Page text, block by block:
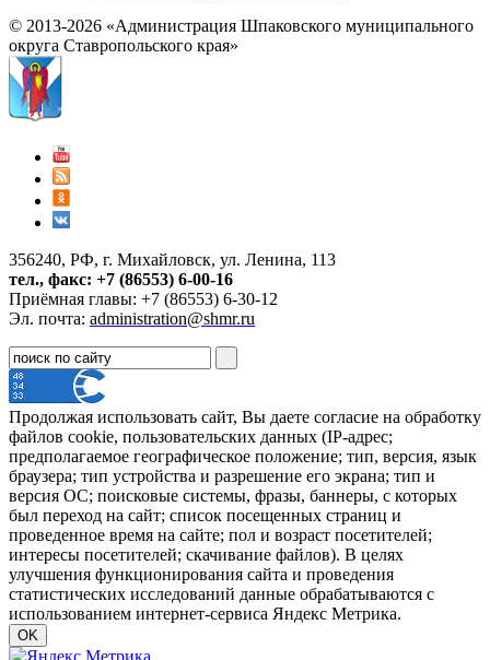
© 2013-2026 «Администрация Шпаковского муниципального
округа Ставропольского края»
356240, РФ, г. Михайловск, ул. Ленина, 113
тел., факс: +7 (86553) 6-00-16
Приёмная главы: +7 (86553) 6-30-12
Эл. почта: administration@shmr.ru
Продолжая использовать сайт, Вы даете согласие на обработку
файлов cookie, пользовательских данных (IP-адрес;
предполагаемое географическое положение; тип, версия, язык
браузера; тип устройства и разрешение его экрана; тип и
версия ОС; поисковые системы, фразы, баннеры, с которых
был переход на сайт; список посещенных страниц и
проведенное время на сайте; пол и возраст посетителей;
интересы посетителей; скачивание файлов). В целях
улучшения функционирования сайта и проведения
статистических исследований данные обрабатываются с
использованием интернет-сервиса Яндекс Метрика.
OK